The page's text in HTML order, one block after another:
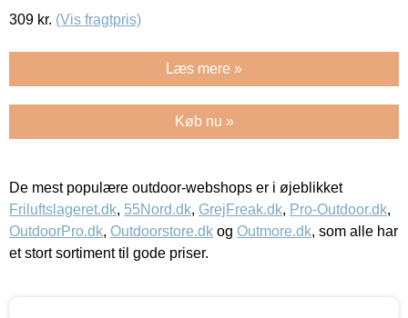
309 kr. (Vis fragtpris)
Læs mere »
Køb nu »
De mest populære outdoor-webshops er i øjeblikket
Friluftslageret.dk, 55Nord.dk, GrejFreak.dk, Pro-Outdoor.dk,
OutdoorPro.dk, Outdoorstore.dk og Outmore.dk, som alle har
et stort sortiment til gode priser.